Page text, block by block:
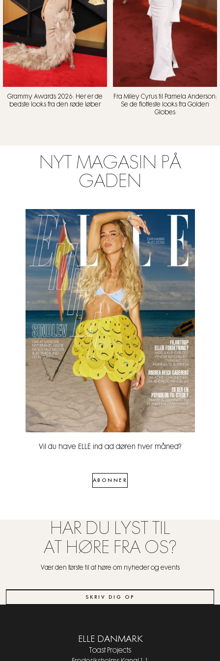
Grammy Awards 2026: Her er de
bedste looks fra den røde løber
Fra Miley Cyrus til Pamela Anderson:
Se de flotteste looks fra Golden
Globes
NYT MAGASIN PÅ
GADEN
Vil du have ELLE ind ad døren hver måned?
ABONNER
HAR DU LYST TIL
AT HØRE FRA OS?
Vær den første til at høre om nyheder og events
SKRIV DIG OP
ELLE DANMARK
Toast Projects